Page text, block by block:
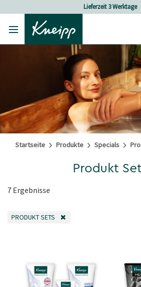
Lieferzeit 3 Werktage
Startseite Produkte Specials
Produkt
7 Ergebnisse
PRODUKT SETS